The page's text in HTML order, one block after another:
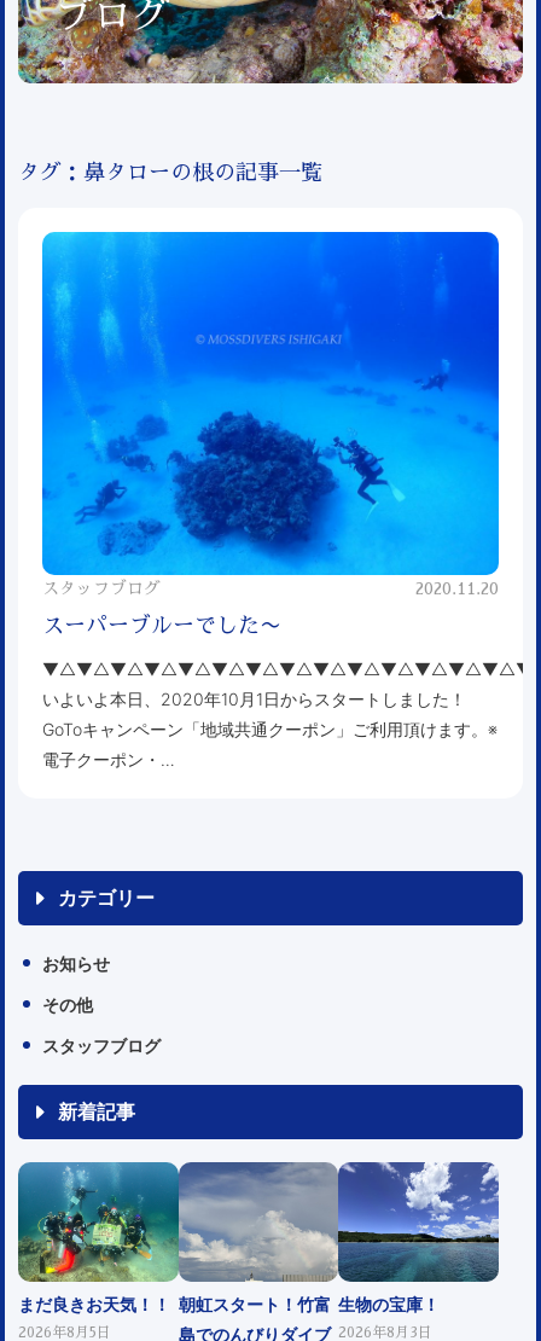
ブログ
タグ：鼻タローの根の記事一覧
スタッフブログ 2020.11.20
スーパーブルーでした〜
いよいよ本日、2020年10月1日からスタートしました！
GoToキャンペーン「地域共通クーポン」ご利用頂けます。※
電子クーポン・…
カテゴリー
お知らせ
その他
スタッフブログ
新着記事
まだ良きお天気！！
2026年8月5日
朝虹スタート！竹富
島でのんびりダイブ
生物の宝庫！
2026年8月3日